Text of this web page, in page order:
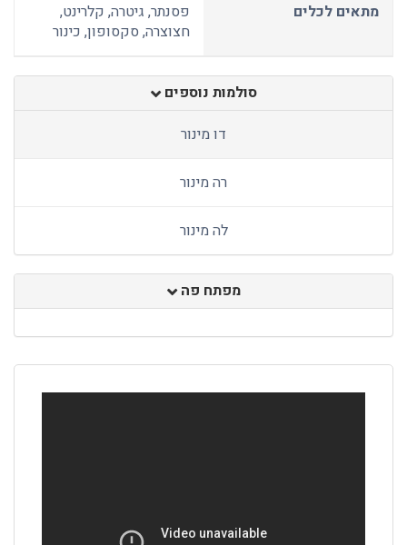
מתאים לכלים
פסנתר, גיטרה, קלרינט,
חצוצרה, סקסופון, כינור
סולמות נוספים
דו מינור
רה מינור
לה מינור
מפתח פה